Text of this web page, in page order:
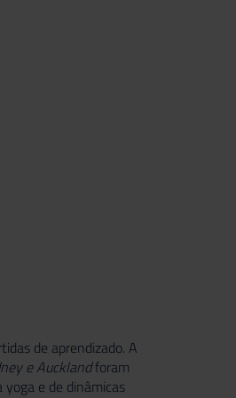
de aprendizado. A
e Aucklandforam
e de dinâmicas